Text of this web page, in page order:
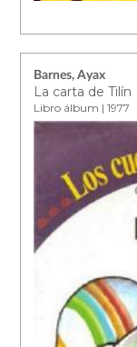
Barnes, Ayax
La carta de Tilín
Libro álbum | 1977